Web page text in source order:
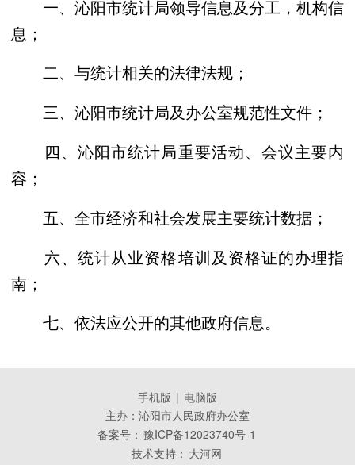
一、沁阳市统计局领导信息及分工，机构信
息；
二、与统计相关的法律法规；
三、沁阳市统计局及办公室规范性文件；
四、沁阳市统计局重要活动、会议主要内
容；
五、全市经济和社会发展主要统计数据；
六、统计从业资格培训及资格证的办理指
南；
七、依法应公开的其他政府信息。
手机版 | 电脑版
主办：沁阳市人民政府办公室
备案号： 豫ICP备12023740号-1
技术支持： 大河网